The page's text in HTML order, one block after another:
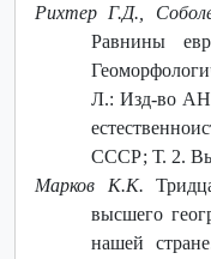
Рихтер Г.Д.,
Равнины
Л.: Изд-во АН
СССР; Т. 2.
Марков К.К.
высшего
нашей